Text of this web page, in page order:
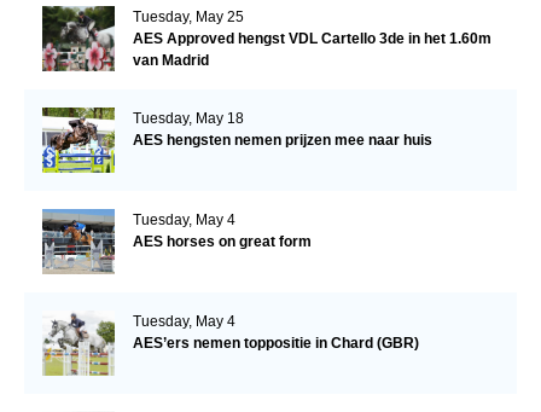
Tuesday, May 25
AES Approved hengst VDL Cartello 3de in het 1.60m
van Madrid
Tuesday, May 18
AES hengsten nemen prijzen mee naar huis
Tuesday, May 4
AES horses on great form
Tuesday, May 4
AES’ers nemen toppositie in Chard (GBR)